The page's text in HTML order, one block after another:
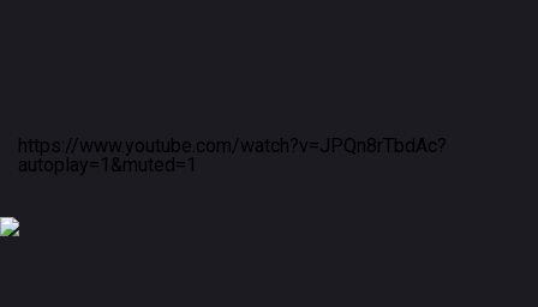
https://www.youtube.com/watch?v=JPQn8rTbdAc?
autoplay=1&muted=1